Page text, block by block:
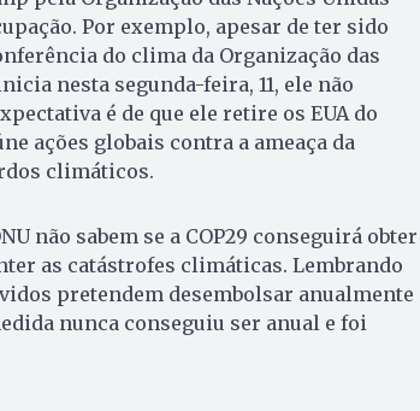
Por exemplo, apesar de ter sido
do clima da Organização das
nesta segunda-feira, 11, ele não
é de que ele retire os EUA do
ações globais contra a ameaça da
climáticos.
não sabem se a COP29 conseguirá obter
as catástrofes climáticas. Lembrando
pretendem desembolsar anualmente
nunca conseguiu ser anual e foi